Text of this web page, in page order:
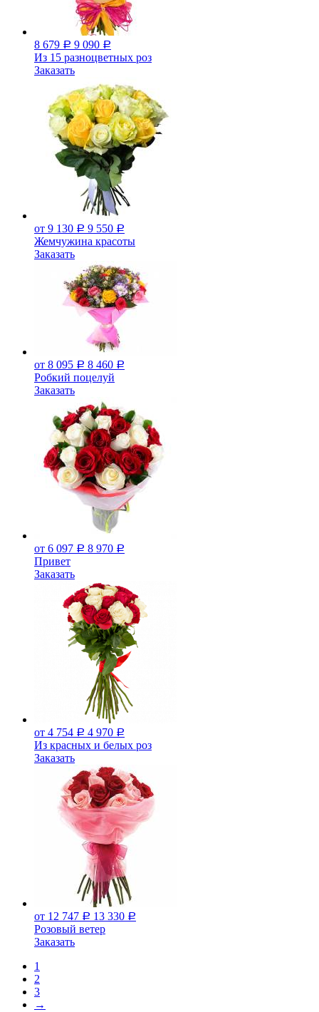
8 679 Р 9 090 Р
Из 15 разноцветных роз
Заказать
от 9 130 Р 9 550 Р
Жемчужина красоты
Заказать
от 8 095 Р 8 460 Р
Робкий поцелуй
Заказать
от 6 097 Р 8 970 Р
Привет
Заказать
от 4 754 Р 4 970 Р
Из красных и белых роз
Заказать
от 12 747 Р 13 330 Р
Розовый ветер
Заказать
1
2
3
→